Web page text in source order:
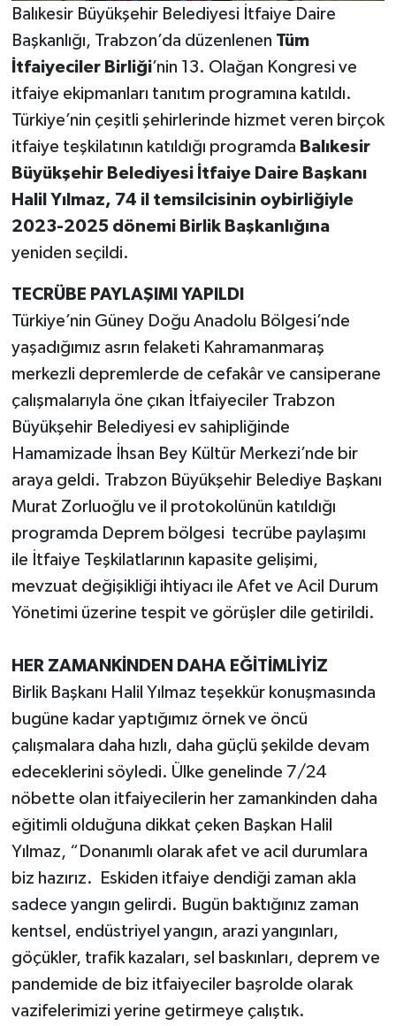
Balıkesir Büyükşehir Belediyesi İtfaiye Daire
Başkanlığı, Trabzon’da düzenlenen Tüm
İtfaiyeciler Birliği’nin 13. Olağan Kongresi ve
itfaiye ekipmanları tanıtım programına katıldı.
Türkiye’nin çeşitli şehirlerinde hizmet veren birçok
itfaiye teşkilatının katıldığı programda Balıkesir
Büyükşehir Belediyesi İtfaiye Daire Başkanı
Halil Yılmaz, 74 il temsilcisinin oybirliğiyle
2023-2025 dönemi Birlik Başkanlığına
yeniden seçildi.
TECRÜBE PAYLAŞIMI YAPILDI
Türkiye’nin Güney Doğu Anadolu Bölgesi’nde
yaşadığımız asrın felaketi Kahramanmaraş
merkezli depremlerde de cefakâr ve cansiperane
çalışmalarıyla öne çıkan İtfaiyeciler Trabzon
Büyükşehir Belediyesi ev sahipliğinde
Hamamizade İhsan Bey Kültür Merkezi’nde bir
araya geldi. Trabzon Büyükşehir Belediye Başkanı
Murat Zorluoğlu ve il protokolünün katıldığı
programda Deprem bölgesi tecrübe paylaşımı
ile İtfaiye Teşkilatlarının kapasite gelişimi,
mevzuat değişikliği ihtiyacı ile Afet ve Acil Durum
Yönetimi üzerine tespit ve görüşler dile getirildi.
HER ZAMANKİNDEN DAHA EĞİTİMLİYİZ
Birlik Başkanı Halil Yılmaz teşekkür konuşmasında
bugüne kadar yaptığımız örnek ve öncü
çalışmalara daha hızlı, daha güçlü şekilde devam
edeceklerini söyledi. Ülke genelinde 7/24
nöbette olan itfaiyecilerin her zamankinden daha
eğitimli olduğuna dikkat çeken Başkan Halil
Yılmaz, “Donanımlı olarak afet ve acil durumlara
biz hazırız. Eskiden itfaiye dendiği zaman akla
sadece yangın gelirdi. Bugün baktığınız zaman
kentsel, endüstriyel yangın, arazi yangınları,
göçükler, trafik kazaları, sel baskınları, deprem ve
pandemide de biz itfaiyeciler başrolde olarak
vazifelerimizi yerine getirmeye çalıştık.